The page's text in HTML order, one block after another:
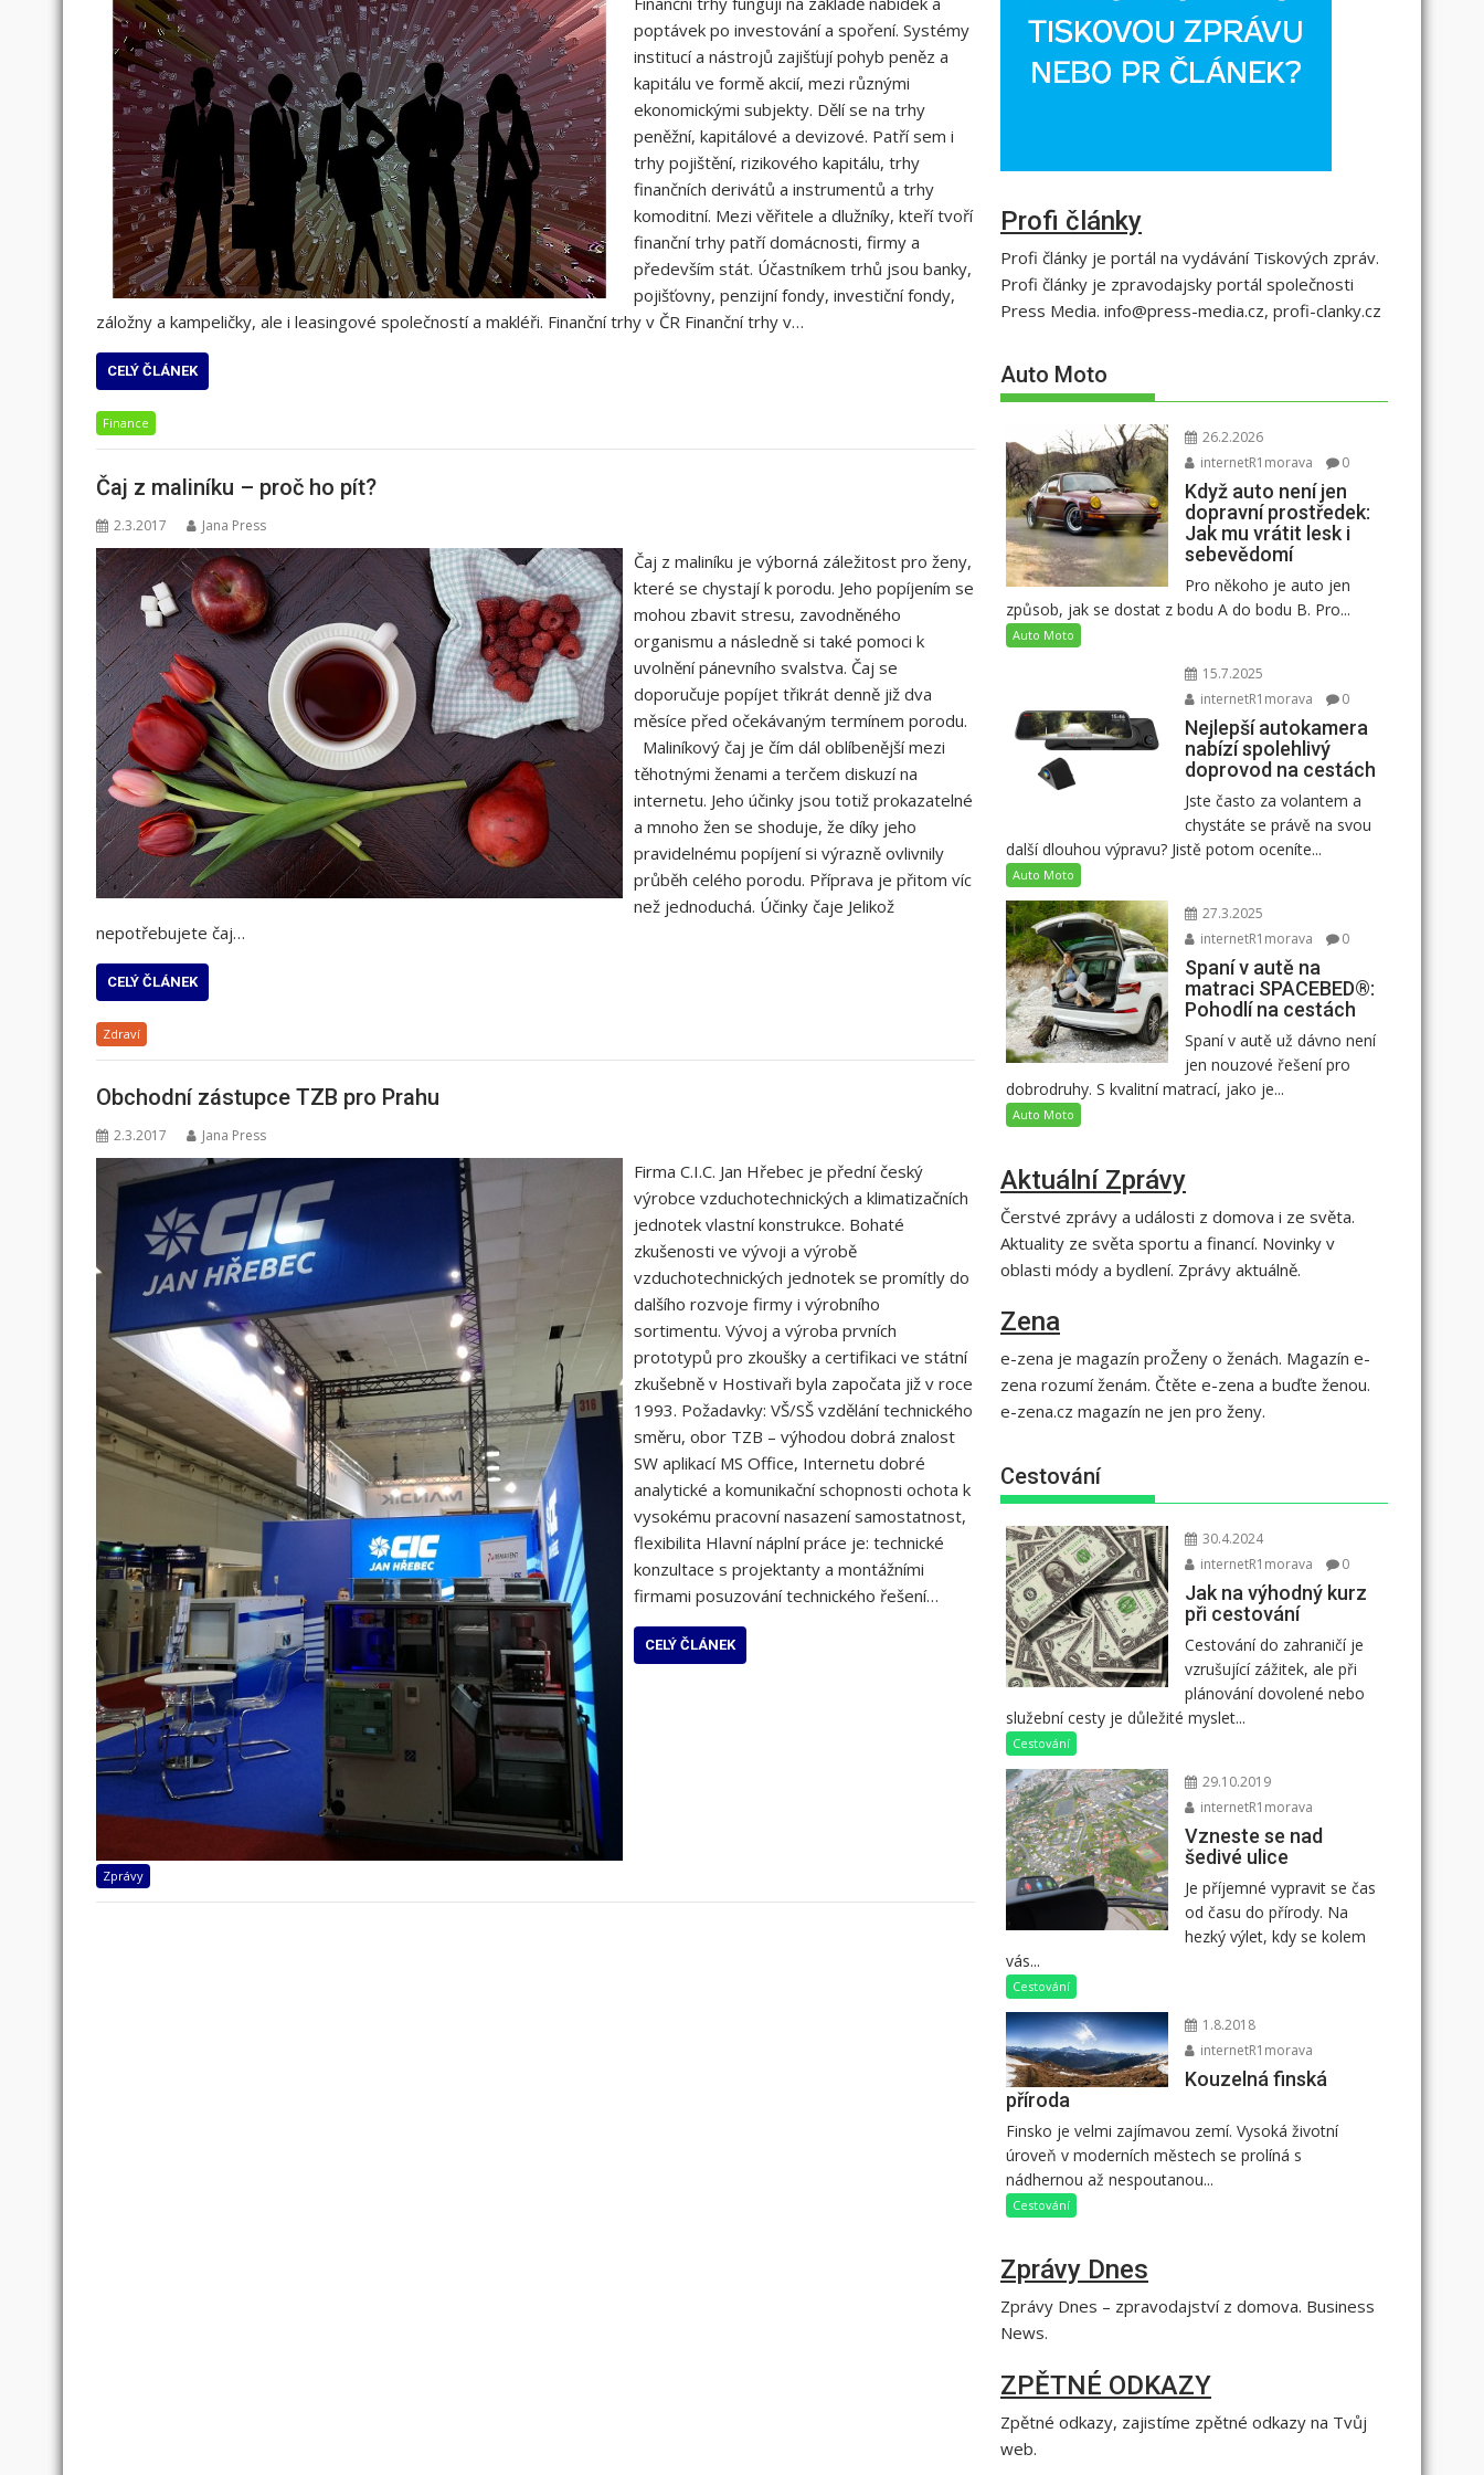
poptávek po investování a spoření. Systémy
institucí a nástrojů zajišťují pohyb peněz a
kapitálu ve formě akcií, mezi různými
ekonomickými subjekty. Dělí se na trhy
peněžní, kapitálové a devizové. Patří sem i
trhy pojištění, rizikového kapitálu, trhy
finančních derivátů a instrumentů a trhy
komoditní. Mezi věřitele a dlužníky, kteří tvoří
finanční trhy patří domácnosti, firmy a
především stát. Účastníkem trhů jsou banky,
pojišťovny, penzijní fondy, investiční fondy,
záložny a kampeličky, ale i leasingové společností a makléři. Finanční trhy v ČR Finanční trhy v…
CELÝ ČLÁNEK
Finance
Čaj z maliníku – proč ho pít?
2.3.2017 Jana Press
Čaj z maliníku je výborná záležitost pro ženy,
které se chystají k porodu. Jeho popíjením se
mohou zbavit stresu, zavodněného
organismu a následně si také pomoci k
uvolnění pánevního svalstva. Čaj se
doporučuje popíjet třikrát denně již dva
měsíce před očekávaným termínem porodu.
Maliníkový čaj je čím dál oblíbenější mezi
těhotnými ženami a terčem diskuzí na
internetu. Jeho účinky jsou totiž prokazatelné
a mnoho žen se shoduje, že díky jeho
pravidelnému popíjení si výrazně ovlivnily
průběh celého porodu. Příprava je přitom víc
než jednoduchá. Účinky čaje Jelikož
nepotřebujete čaj…
CELÝ ČLÁNEK
Zdraví
Obchodní zástupce TZB pro Prahu
2.3.2017 Jana Press
Firma C.I.C. Jan Hřebec je přední český
výrobce vzduchotechnických a klimatizačních
jednotek vlastní konstrukce. Bohaté
zkušenosti ve vývoji a výrobě
vzduchotechnických jednotek se promítly do
dalšího rozvoje firmy i výrobního
sortimentu. Vývoj a výroba prvních
prototypů pro zkoušky a certifikaci ve státní
zkušebně v Hostivaři byla započata již v roce
1993. Požadavky: VŠ/SŠ vzdělání technického
směru, obor TZB – výhodou dobrá znalost
SW aplikací MS Office, Internetu dobré
analytické a komunikační schopnosti ochota k
vysokému pracovní nasazení samostatnost,
flexibilita Hlavní náplní práce je: technické
konzultace s projektanty a montážními
firmami posuzování technického řešení…
CELÝ ČLÁNEK
Zprávy
Profi články
Profi články je portál na vydávání Tiskových zpráv.
Profi články je zpravodajsky portál společnosti
Press Media. info@press-media.cz, profi-clanky.cz
Auto Moto
26.2.2026
internetR1morava
0
Když auto není jen
dopravní prostředek:
Jak mu vrátit lesk i
sebevědomí
Pro někoho je auto jen
způsob, jak se dostat z bodu A do bodu B. Pro...
Auto Moto
15.7.2025
internetR1morava
0
Nejlepší autokamera
nabízí spolehlivý
doprovod na cestách
Jste často za volantem a
chystáte se právě na svou
další dlouhou výpravu? Jistě potom oceníte...
Auto Moto
27.3.2025
internetR1morava
0
Spaní v autě na
matraci SPACEBED®:
Pohodlí na cestách
Spaní v autě už dávno není
jen nouzové řešení pro
dobrodruhy. S kvalitní matrací, jako je...
Auto Moto
Aktuální Zprávy
Čerstvé zprávy a události z domova i ze světa.
Aktuality ze světa sportu a financí. Novinky v
oblasti módy a bydlení. Zprávy aktuálně.
Zena
e-zena je magazín proŽeny o ženách. Magazín e-
zena rozumí ženám. Čtěte e-zena a buďte ženou.
e-zena.cz magazín ne jen pro ženy.
Cestování
30.4.2024
internetR1morava
0
Jak na výhodný kurz
při cestování
Cestování do zahraničí je
vzrušující zážitek, ale při
plánování dovolené nebo
služební cesty je důležité myslet...
Cestování
29.10.2019
internetR1morava
Vzneste se nad
šedivé ulice
Je příjemné vypravit se čas
od času do přírody. Na
hezký výlet, kdy se kolem
vás...
Cestování
1.8.2018
internetR1morava
Kouzelná finská
příroda
Finsko je velmi zajímavou zemí. Vysoká životní
úroveň v moderních městech se prolíná s
nádhernou až nespoutanou...
Cestování
Zprávy Dnes
Zprávy Dnes – zpravodajství z domova. Business
News.
ZPĚTNÉ ODKAZY
Zpětné odkazy, zajistíme zpětné odkazy na Tvůj
web.